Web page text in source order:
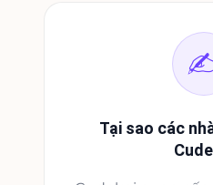
Tại sao các